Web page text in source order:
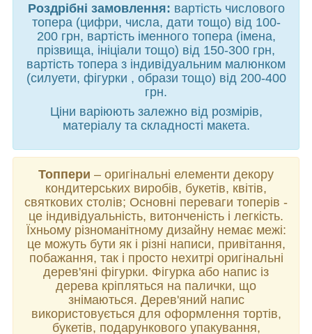
Роздрібні замовлення: вартість числового
топера (цифри, числа, дати тощо) від 100-
200 грн, вартість іменного топера (імена,
прізвища, ініціали тощо) від 150-300 грн,
вартість топера з індивідуальним малюнком
(силуети, фігурки , образи тощо) від 200-400
грн.
Ціни варіюють залежно від розмірів,
матеріалу та складності макета.
Топпери – оригінальні елементи декору
кондитерських виробів, букетів, квітів,
святкових столів; Основні переваги топерів -
це індивідуальність, витонченість і легкість.
Їхньому різноманітному дизайну немає межі:
це можуть бути як і різні написи, привітання,
побажання, так і просто нехитрі оригінальні
дерев'яні фігурки. Фігурка або напис із
дерева кріпляться на палички, що
знімаються. Дерев'яний напис
використовується для оформлення тортів,
букетів, подарункового упакування,